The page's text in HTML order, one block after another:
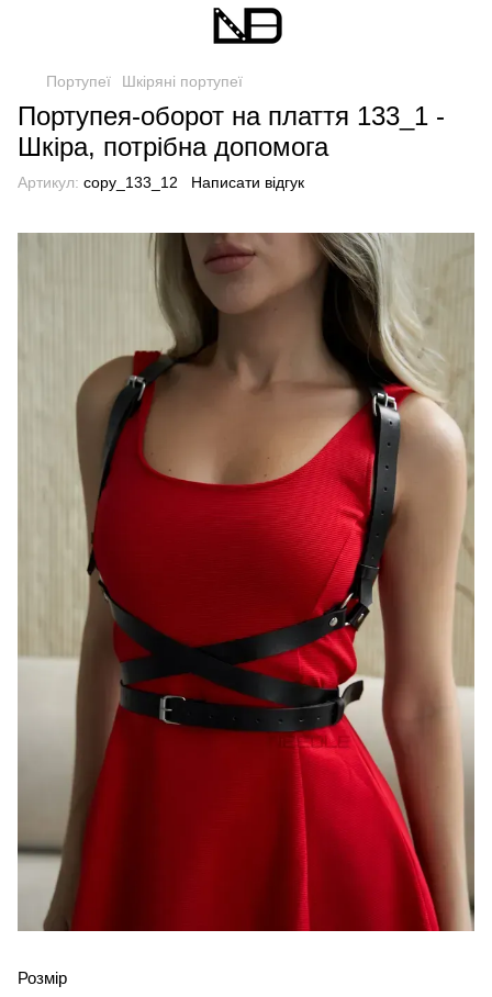
Портупеї Шкіряні портупеї
Портупея-оборот на плаття 133_1 -
Шкіра, потрібна допомога
Артикул: copy_133_12 Написати відгук
Розмір